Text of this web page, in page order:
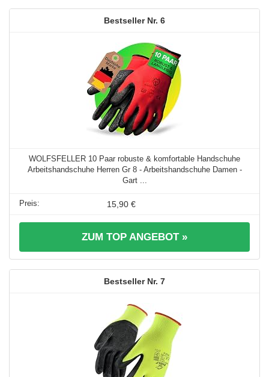
6
WOLFSFELLER 10 Paar robuste & komfortable Handschuhe
Arbeitshandschuhe Herren Gr 8 - Arbeitshandschuhe Damen -
Gart ...
15,90 €
ZUM TOP ANGEBOT »
7